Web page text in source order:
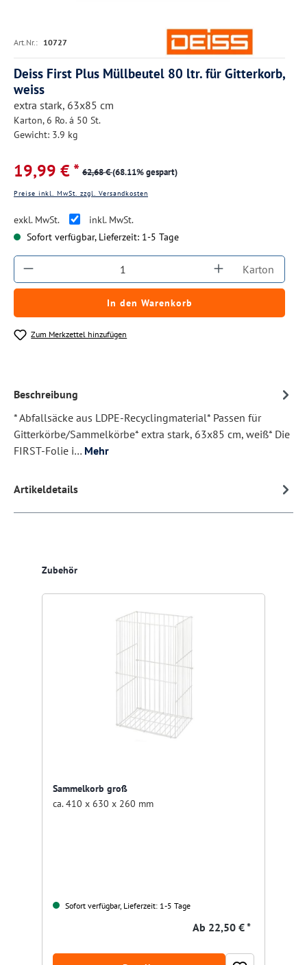
Art.Nr.: 10727
Deiss First Plus Müllbeutel 80 ltr. für Gitterkorb,
weiss
extra stark, 63x85 cm
Karton, 6 Ro. á 50 St.
Gewicht: 3.9 kg
19,99 € * 62,68 €(68.11% gespart)
Preise inkl. MwSt. zzgl. Versandkosten
exkl. MwSt.
inkl. MwSt.
Sofort verfügbar, Lieferzeit: 1-5 Tage
Produkt Anzahl: Gib den gewünschten
Karton
In den Warenkorb
Zum Merkzettel hinzufügen
Beschreibung
* Abfallsäcke aus LDPE-Recyclingmaterial* Passen für
Gitterkörbe/Sammelkörbe* extra stark, 63x85 cm, weiß* Die
FIRST-Folie i… Mehr
Artikeldetails
Produktgalerie überspringen
Zubehör
Sammelkorb groß
ca. 410 x 630 x 260 mm
Sofort verfügbar, Lieferzeit: 1-5 Tage
Ab 22,50 € *